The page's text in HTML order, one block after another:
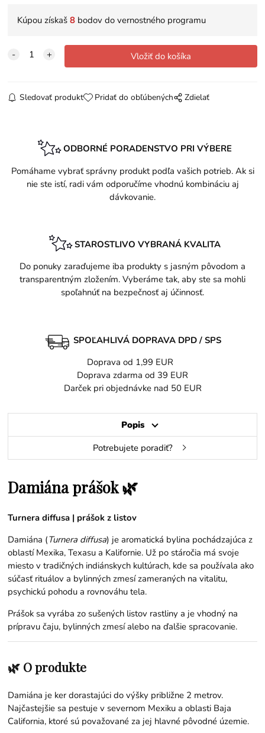
Kúpou získaš8 bodov do vernostného programu
Sledovať produkt Pridať do obľúbených Zdielať
ODBORNÉ PORADENSTVO PRI VÝBERE
Pomáhame vybrať správny produkt podľa vašich potrieb. Ak si
nie ste istí, radi vám odporučíme vhodnú kombináciu aj
dávkovanie.
STAROSTLIVO VYBRANÁ KVALITA
Do ponuky zaraďujeme iba produkty s jasným pôvodom a
transparentným zložením. Vyberáme tak, aby ste sa mohli
spoľahnúť na bezpečnosť aj účinnosť.
SPOĽAHLIVÁ DOPRAVA DPD / SPS
Doprava od 1,99 EUR
Doprava zdarma od 39 EUR
Darček pri objednávke nad 50 EUR
Popis
Potrebujete poradiť?
Damiána prášok🌿
Turnera diffusa | prášok z listov
Damiána (Turnera diffusa) je aromatická bylina pochádzajúca z
oblastí Mexika, Texasu a Kalifornie. Už po stáročia má svoje
miesto v tradičných indiánskych kultúrach, kde sa používala ako
súčasť rituálov a bylinných zmesí zameraných na vitalitu,
psychickú pohodu a rovnováhu tela.
Prášok sa vyrába zo sušených listov rastliny a je vhodný na
prípravu čaju, bylinných zmesí alebo na ďalšie spracovanie.
🌿 O produkte
Damiána je ker dorastajúci do výšky približne 2 metrov.
Najčastejšie sa pestuje v severnom Mexiku a oblasti Baja
California, ktoré sú považované za jej hlavné pôvodné územie.